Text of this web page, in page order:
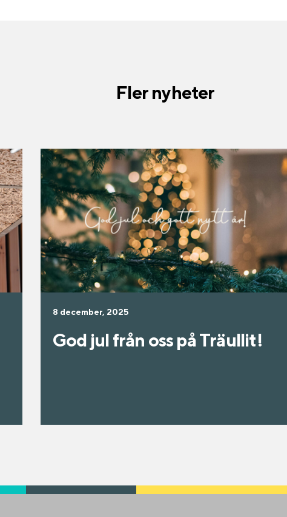
Fler nyheter
8 december, 2025
God jul från oss på Träullit!